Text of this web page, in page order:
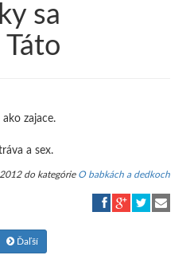
sa
zajace.
a sex.
do kategórie O babkách a dedkoch
Ďaľší